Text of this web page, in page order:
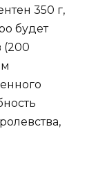
350 г,
будет
(200